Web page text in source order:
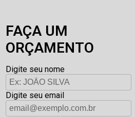
FAÇA UM
ORÇAMENTO
Digite seu nome
Digite seu email